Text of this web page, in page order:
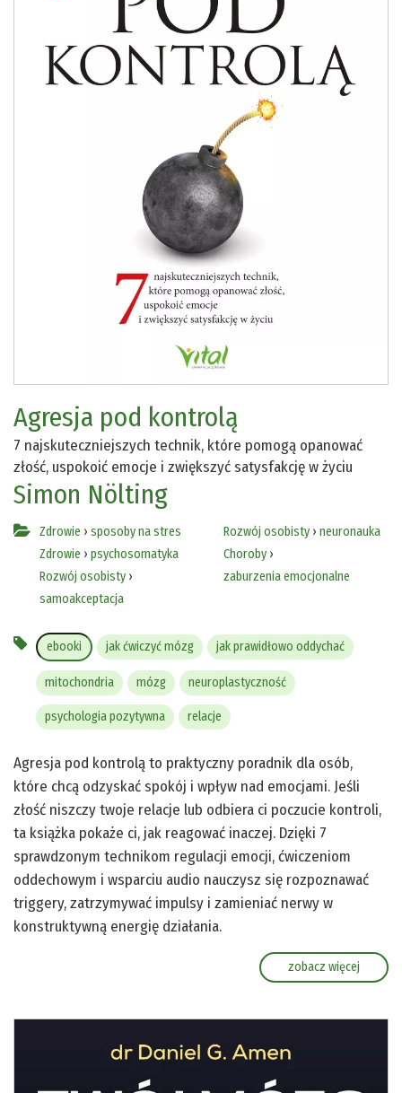
Agresja pod kontrolą
7 najskuteczniejszych technik, które pomogą opanować
złość, uspokoić emocje i zwiększyć satysfakcję w życiu
Simon Nölting
Zdrowie › sposoby na stres
Zdrowie › psychosomatyka
Rozwój osobisty ›
samoakceptacja
Rozwój osobisty› neuronauka
Choroby›
zaburzenia emocjonalne
ebooki jak ćwiczyć mózg jak prawidłowo oddychać
mitochondria mózg neuroplastyczność
psychologia pozytywna relacje
Agresja pod kontrolą to praktyczny poradnik dla osób,
które chcą odzyskać spokój i wpływ nad emocjami. Jeśli
złość niszczy twoje relacje lub odbiera ci poczucie kontroli,
ta książka pokaże ci, jak reagować inaczej. Dzięki 7
sprawdzonym technikom regulacji emocji, ćwiczeniom
oddechowym i wsparciu audio nauczysz się rozpoznawać
triggery, zatrzymywać impulsy i zamieniać nerwy w
konstruktywną energię działania.
zobacz więcej